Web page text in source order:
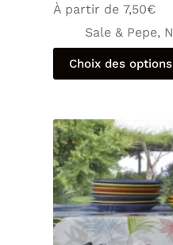
À partir de 7,50€
Sale & Pepe,
Choix des options